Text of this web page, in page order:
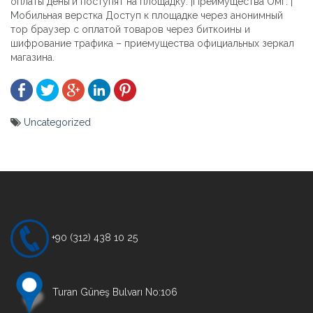
Мобильная верстка Доступ к площадке через анонимный
тор браузер с оплатой товаров через биткоины и
шифрование трафика – приемущества официальных зеркал
магазина.
Uncategorized
+90 (312) 438 10 25
Turan Güneş Bulvarı No:106